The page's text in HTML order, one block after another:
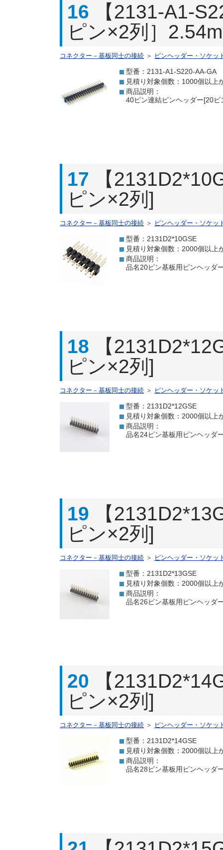
16
【2131-A1-
ピン×2列］
コネクター－基板同士の接続 ＞ ピンヘッダー・ソケッ
型番：2131-A1-S220-AA-GA
見積り対象個数：1000個以上
商品説明：
40ピン連結ピンヘッダー[20
17
【
ピン×2列]
コネクター－基板同士の接続 ＞ ピンヘッダー・ソケッ
型番：2131D2*10GSE
見積り対象個数：2000個以上
商品説明：
品名20ピン基板用ピンヘッダ
18
【
ピン×2列]
コネクター－基板同士の接続 ＞ ピンヘッダー・ソケッ
型番：2131D2*12GSE
見積り対象個数：2000個以上
商品説明：
品名24ピン基板用ピンヘッダ
19
【
ピン×2列]
コネクター－基板同士の接続 ＞ ピンヘッダー・ソケッ
型番：2131D2*13GSE
見積り対象個数：2000個以上
商品説明：
品名26ピン基板用ピンヘッダ
20
【
ピン×2列]
コネクター－基板同士の接続 ＞ ピンヘッダー・ソケッ
型番：2131D2*14GSE
見積り対象個数：2000個以上
商品説明：
品名28ピン基板用ピンヘッダ